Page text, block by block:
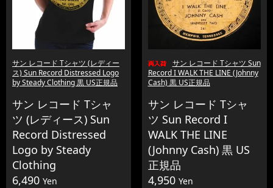
サン レコード Tシャツ (レディー
ス) Sun Record Distressed Logo
by Steady Clothing 黒 US正規品
サン レコード Tシャ
ツ (レディース) Sun
Record Distressed
Logo by Steady
Clothing
6,490 Yen
サン レコード Tシャツ Sun
Record I WALK THE LINE (Johnny
Cash) 黒 US正規品
サン レコード Tシャ
ツ Sun Record I
WALK THE LINE
(Johnny Cash) 黒 US
正規品
4,950 Yen